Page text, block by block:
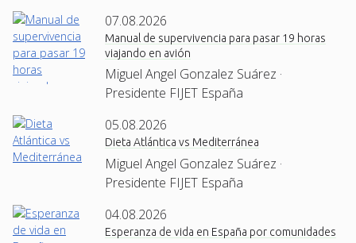
07.08.2026
Manual de supervivencia para pasar 19 horas
viajando en avión
Miguel Angel Gonzalez Suárez ·
Presidente FIJET España
05.08.2026
Dieta Atlántica vs Mediterránea
Miguel Angel Gonzalez Suárez ·
Presidente FIJET España
04.08.2026
Esperanza de vida en España por comunidades